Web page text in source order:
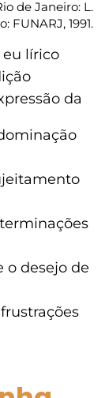
de Janeiro: L.
FUNARJ, 1991.
eu lírico
da
o desejo de